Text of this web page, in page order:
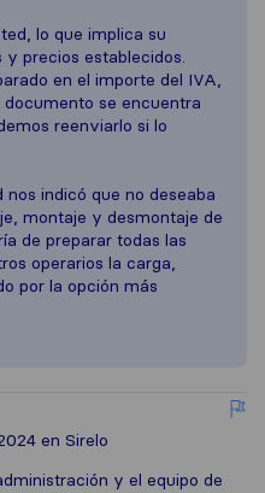
lo que implica su
precios establecidos.
en el importe del IVA,
se encuentra
reenviarlo si lo
indicó que no deseaba
montaje y desmontaje de
de preparar todas las
operarios la carga,
por la opción más
en Sirelo
y el equipo de